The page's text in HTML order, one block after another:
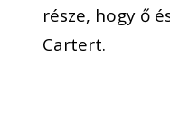
része, hogy ő
Cartert.